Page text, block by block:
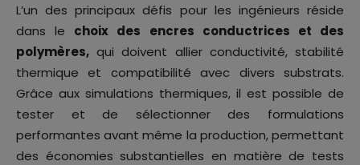
L’un des principaux défis pour les ingénieurs réside
dans le choix des encres conductrices et des
polymères, qui doivent allier conductivité, stabilité
thermique et compatibilité avec divers substrats.
Grâce aux simulations thermiques, il est possible de
tester et de sélectionner des formulations
performantes avant même la production, permettant
des économies substantielles en matière de tests